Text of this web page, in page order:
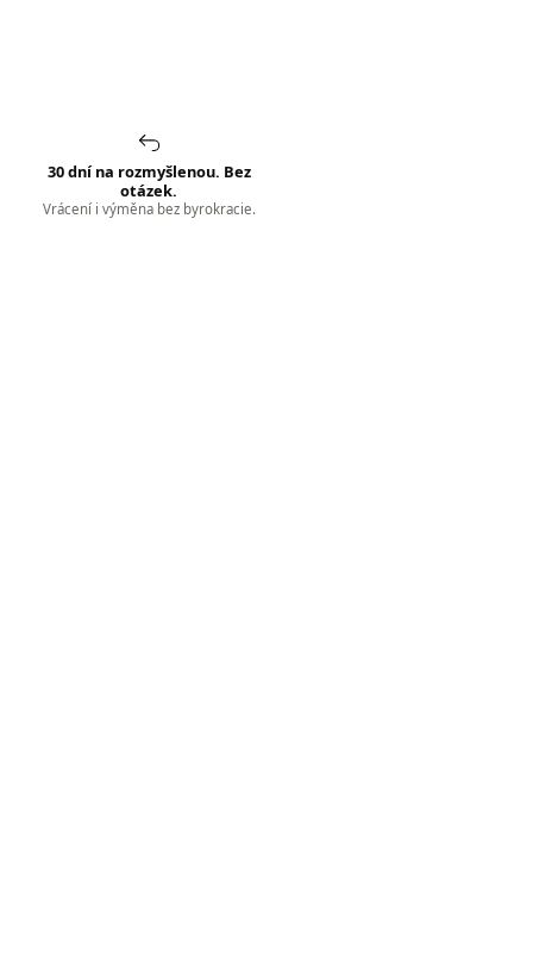
30 dní na rozmyšlenou. Bez
otázek.
Vrácení i výměna bez byrokracie.